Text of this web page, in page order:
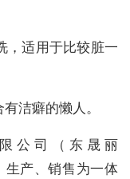
，适用于比较脏一
洁癖的懒人。
公司（东晟丽
生产、销售为一体